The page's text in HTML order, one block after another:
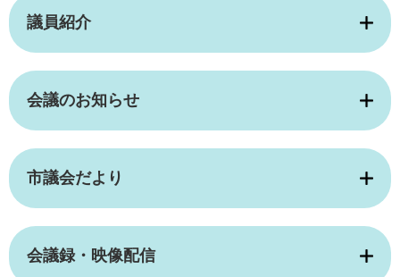
議員紹介
会議のお知らせ
市議会だより
会議録・映像配信